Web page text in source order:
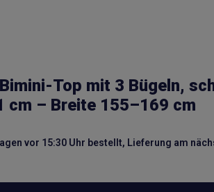
Top mit 3 Bügeln,
cm – Breite 155–169 cm
vor 15:30 Uhr bestellt, Lieferung am